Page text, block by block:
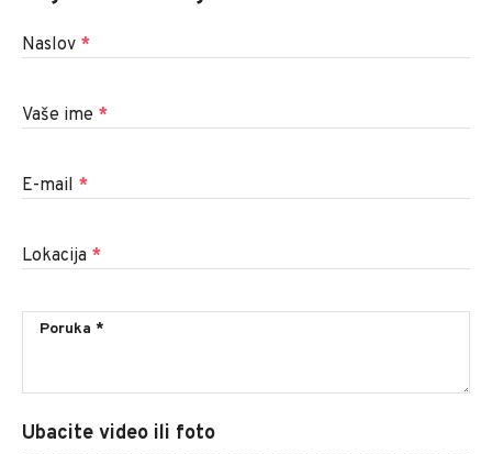
Naslov *
Vaše ime *
E-mail *
Lokacija *
Ubacite video ili foto